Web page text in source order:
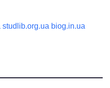
studlib.org.ua biog.in.ua